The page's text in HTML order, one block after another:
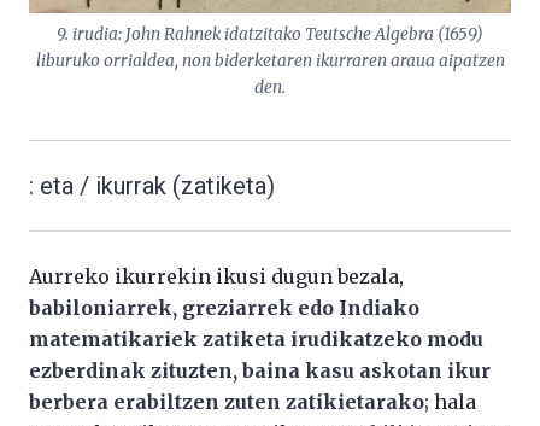
9. irudia: John Rahnek idatzitako Teutsche Algebra (1659)
liburuko orrialdea, non biderketaren ikurraren araua aipatzen
den.
: eta / ikurrak (zatiketa)
Aurreko ikurrekin ikusi dugun bezala,
babiloniarrek, greziarrek edo Indiako
matematikariek zatiketa irudikatzeko modu
ezberdinak zituzten, baina kasu askotan ikur
berbera erabiltzen zuten zatikietarako; hala